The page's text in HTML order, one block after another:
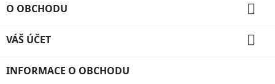
O OBCHODU 
VÁŠ ÚČET 
INFORMACE O OBCHODU